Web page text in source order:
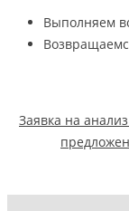
Выполняем
Заявка на